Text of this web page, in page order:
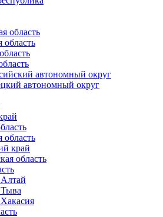
область
область
автономный округ
автономный округ
область
край
область